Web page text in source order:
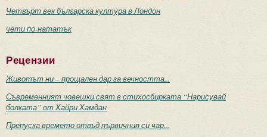
Четвърт век българска култура в Лондон
чети по-нататък
Рецензии
Животът ни – прощален дар за вечността...
Съвременният човешки свят в стихосбирката “Нарисувай
болката” от Хайри Хамдан
Препуска времето отвъд първичния си чар...